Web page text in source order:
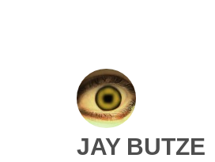
JAY BUTZE